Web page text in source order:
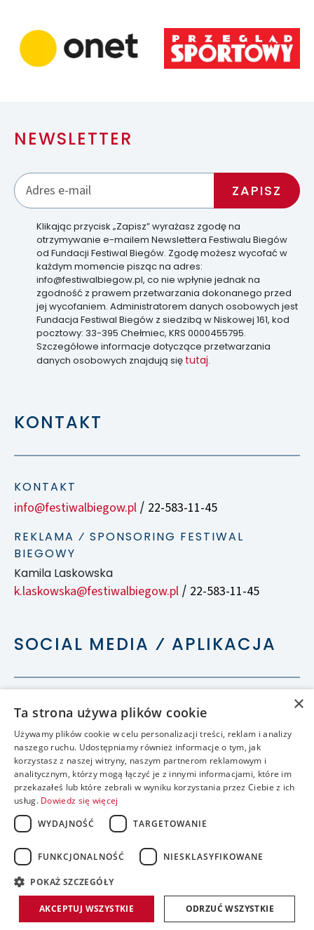
NEWSLETTER
Klikając przycisk „Zapisz” wyrażasz zgodę na
otrzymywanie e-mailem Newslettera Festiwalu Biegów
od Fundacji Festiwal Biegów. Zgodę możesz wycofać w
każdym momencie pisząc na adres:
info@festiwalbiegow.pl, co nie wpłynie jednak na
zgodność z prawem przetwarzania dokonanego przed
jej wycofaniem. Administratorem danych osobowych jest
Fundacja Festiwal Biegów z siedzibą w Niskowej 161, kod
pocztowy: 33-395 Chełmiec, KRS 0000455795.
Szczegółowe informacje dotyczące przetwarzania
danych osobowych znajdują się tutaj.
KONTAKT
KONTAKT
info@festiwalbiegow.pl / 22-583-11-45
REKLAMA ⁄ SPONSORING FESTIWAL
BIEGOWY
Kamila Laskowska
k.laskowska@festiwalbiegow.pl / 22-583-11-45
SOCIAL MEDIA ⁄ APLIKACJA
realizacja:
×
Ta strona używa plików cookie
Używamy plików cookie w celu personalizacji treści, reklam i analizy
naszego ruchu. Udostępniamy również informacje o tym, jak
korzystasz z naszej witryny, naszym partnerom reklamowym i
analitycznym, którzy mogą łączyć je z innymi informacjami, które im
przekazałeś lub które zebrali w wyniku korzystania przez Ciebie z ich
usług. Dowiedz się więcej
WYDAJNOŚĆ
TARGETOWANIE
FUNKCJONALNOŚĆ NIESKLASYFIKOWANE
POKAŻ SZCZEGÓŁY
AKCEPTUJ WSZYSTKIE ODRZUĆ WSZYSTKIE
accessible